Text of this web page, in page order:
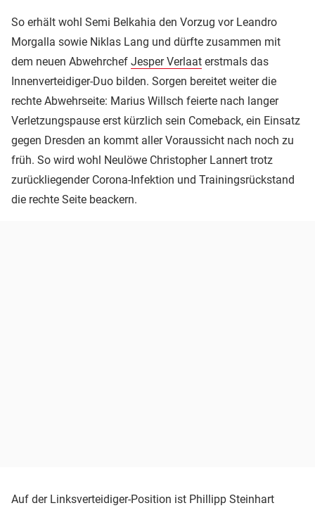
So erhält wohl Semi Belkahia den Vorzug vor Leandro
Morgalla sowie Niklas Lang und dürfte zusammen mit
dem neuen Abwehrchef Jesper Verlaat erstmals das
Innenverteidiger-Duo bilden. Sorgen bereitet weiter die
rechte Abwehrseite: Marius Willsch feierte nach langer
Verletzungspause erst kürzlich sein Comeback, ein Einsatz
gegen Dresden an kommt aller Voraussicht nach noch zu
früh. So wird wohl Neulöwe Christopher Lannert trotz
zurückliegender Corona-Infektion und Trainingsrückstand
die rechte Seite beackern.
Auf der Linksverteidiger-Position ist Phillipp Steinhart